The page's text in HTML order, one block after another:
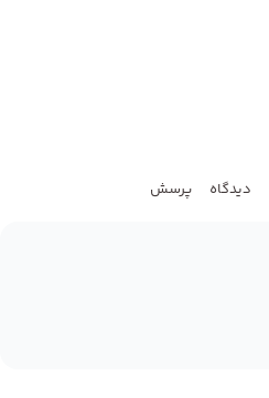
دیدگاه پرسش